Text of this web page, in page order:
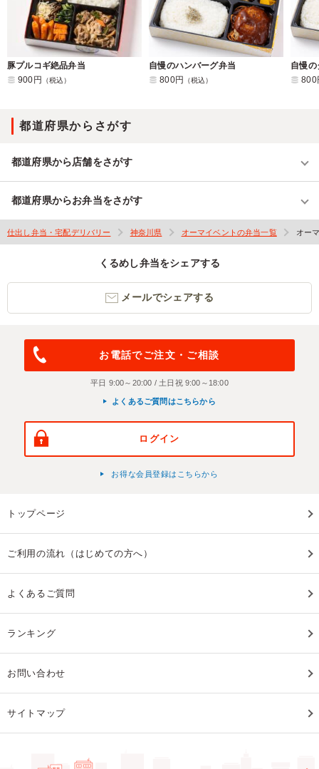
豚プルコギ絶品弁当
900円
（税込）
自慢のハンバーグ弁当
800円
（税込）
自慢
800
都道府県からさがす
都道府県から店舗をさがす
都道府県からお弁当をさがす
仕出し弁当・宅配デリバリー 神奈川県 オーマイベントの弁当一覧 オー
くるめし弁当をシェアする
メールでシェアする
お電話でご注文・ご相談
平日 9:00～20:00 / 土日祝 9:00～18:00
よくあるご質問はこちらから
ログイン
お得な会員登録はこちらから
トップページ
ご利用の流れ（はじめての方へ）
よくあるご質問
ランキング
お問い合わせ
サイトマップ